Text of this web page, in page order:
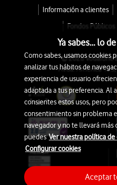
Información a clientes
Fondos Públicos
© 2026 Vodafone
Avda. América
Ya sabes... lo
Como sabes, usamos cookies
analizar tus hábitos de
experiencia de usuario
adaptada a tus preferencia. Al
consientes estos usos, pero
consentimiento sin problema
navegador y no te llevará más
puedesVer nuestra política de
Configurar cookies
Aceptar